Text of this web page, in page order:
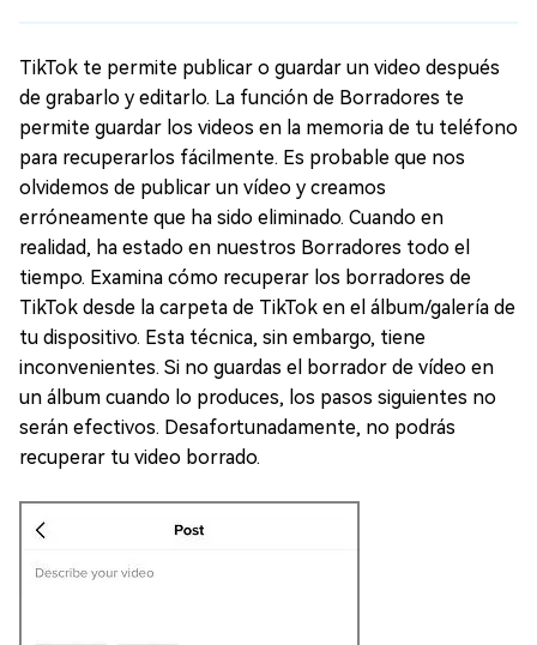
TikTok te permite publicar o guardar un video después
de grabarlo y editarlo. La función de Borradores te
permite guardar los videos en la memoria de tu teléfono
para recuperarlos fácilmente. Es probable que nos
olvidemos de publicar un vídeo y creamos
erróneamente que ha sido eliminado. Cuando en
realidad, ha estado en nuestros Borradores todo el
tiempo. Examina cómo recuperar los borradores de
TikTok desde la carpeta de TikTok en el álbum/galería de
tu dispositivo. Esta técnica, sin embargo, tiene
inconvenientes. Si no guardas el borrador de vídeo en
un álbum cuando lo produces, los pasos siguientes no
serán efectivos. Desafortunadamente, no podrás
recuperar tu video borrado.